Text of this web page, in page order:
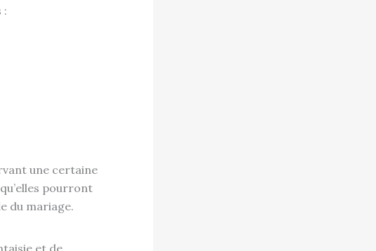
:
une certaine
pourront
du mariage.